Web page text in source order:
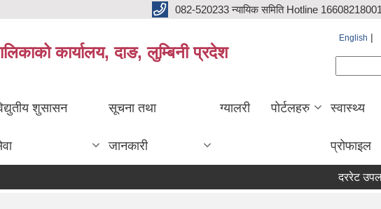
082-520233 न्यायिक समिति Hotline 16608218001
कार्यालय, दाङ, लुम्बिनी प्रदेश
English
शुसासन सूचना तथा
जानकारी
ग्यालरी पोर्टलहरु स्वास्थ्य
प्रोफाइल
दररेट उपलब्ध